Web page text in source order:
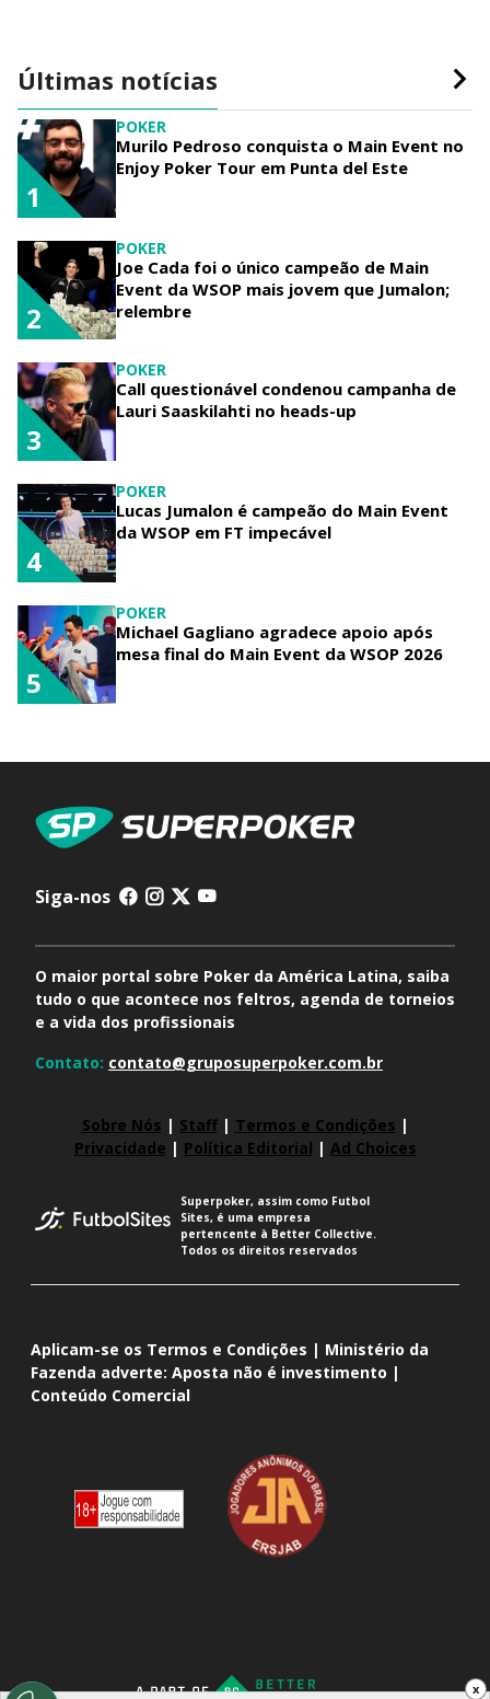
Últimas notícias
POKER
Murilo Pedroso conquista o Main Event no
Enjoy Poker Tour em Punta del Este
1
POKER
Joe Cada foi o único campeão de Main
Event da WSOP mais jovem que Jumalon;
relembre
2
POKER
Call questionável condenou campanha de
Lauri Saaskilahti no heads-up
3
POKER
Lucas Jumalon é campeão do Main Event
da WSOP em FT impecável
4
POKER
Michael Gagliano agradece apoio após
mesa final do Main Event da WSOP 2026
5
x
Siga-nos
O maior portal sobre Poker da América Latina, saiba
tudo o que acontece nos feltros, agenda de torneios
e a vida dos profissionais
Contato: contato@gruposuperpoker.com.br
Sobre Nós | Staff| Termos e Condições |
Privacidade | Política Editorial | Ad Choices
Superpoker, assim como Futbol
Sites, é uma empresa
pertencente à Better Collective.
Todos os direitos reservados
Aplicam-se os Termos e Condições | Ministério da
Fazenda adverte: Aposta não é investimento |
Conteúdo Comercial